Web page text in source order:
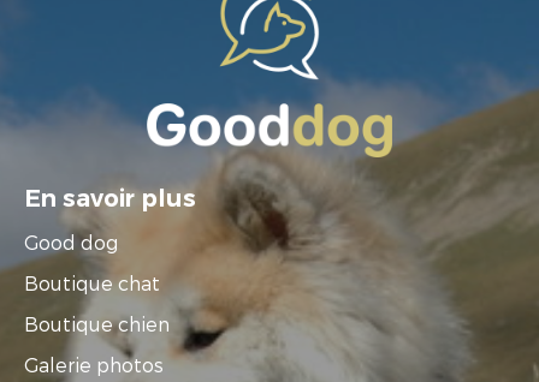
En savoir plus
Good dog
Boutique chat
Boutique chien
Galerie photos